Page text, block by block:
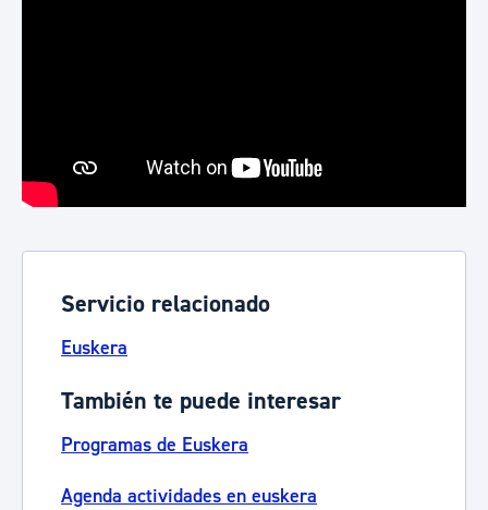
Servicio relacionado
Euskera
También te puede interesar
Programas de Euskera
Agenda actividades en euskera